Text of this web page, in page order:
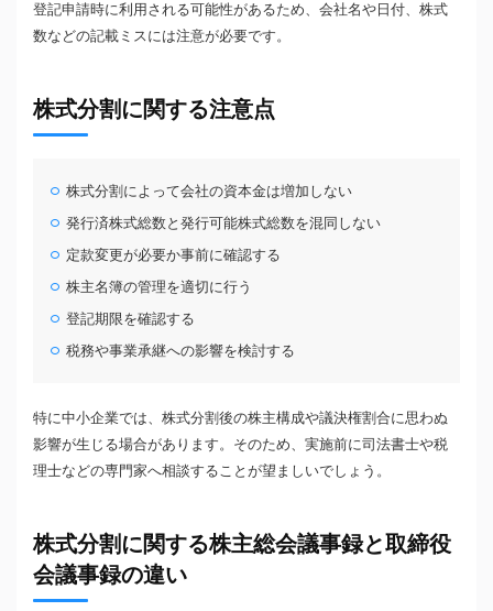
登記申請時に利用される可能性があるため、会社名や日付、株式
数などの記載ミスには注意が必要です。
株式分割に関する注意点
株式分割によって会社の資本金は増加しない
発行済株式総数と発行可能株式総数を混同しない
定款変更が必要か事前に確認する
株主名簿の管理を適切に行う
登記期限を確認する
税務や事業承継への影響を検討する
特に中小企業では、株式分割後の株主構成や議決権割合に思わぬ
影響が生じる場合があります。そのため、実施前に司法書士や税
理士などの専門家へ相談することが望ましいでしょう。
株式分割に関する株主総会議事録と取締役
会議事録の違い